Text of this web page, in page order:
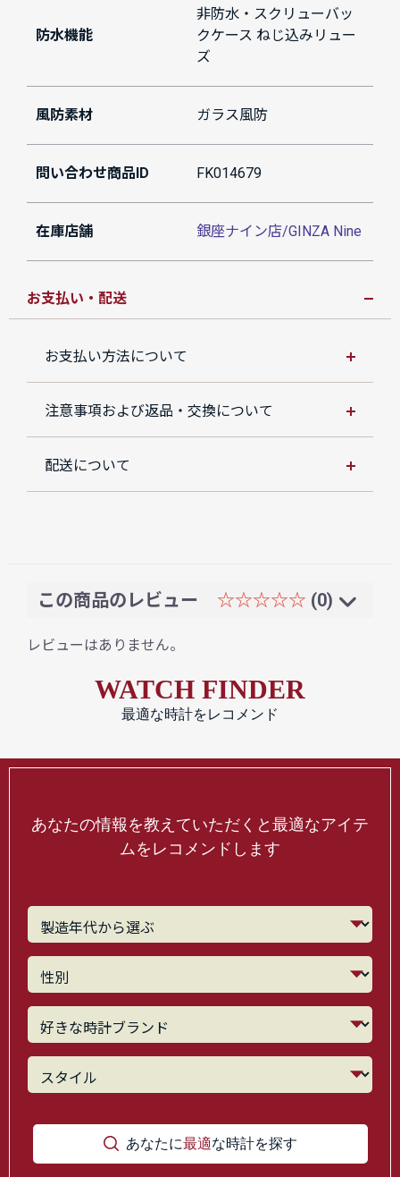
防水機能
非防水・スクリューバッ
クケース ねじ込みリュー
ズ
風防素材 ガラス風防
問い合わせ商品ID FK014679
在庫店舗 銀座ナイン店/GINZA Nine
お支払い・配送
お支払い方法について
注意事項および返品・交換について
配送について
この商品のレビュー ☆☆☆☆☆ (0)
レビューはありません。
WATCH FINDER
最適な時計をレコメンド
あなたの情報を教えていただくと最適なアイテ
ムをレコメンドします
あなたに最適な時計を探す